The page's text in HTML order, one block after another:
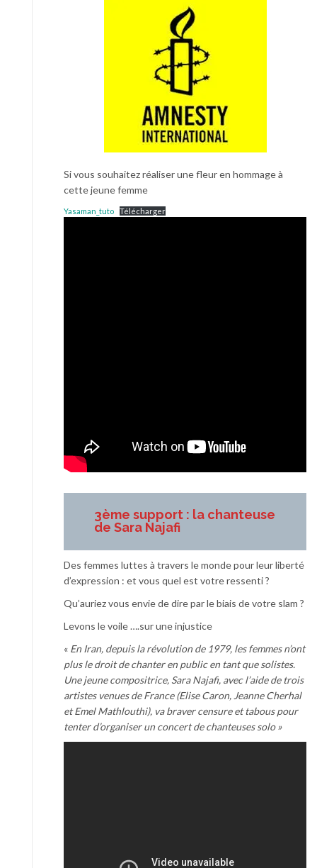
Si vous souhaitez réaliser une fleur en hommage à
cette jeune femme
Yasaman_tuto Télécharger
3ème support : la chanteuse
de Sara Najafi
Des femmes luttes à travers le monde pour leur liberté
d’expression : et vous quel est votre ressenti ?
Qu’auriez vous envie de dire par le biais de votre slam ?
Levons le voile ….sur une injustice
« En Iran, depuis la révolution de 1979, les femmes n’ont
plus le droit de chanter en public en tant que solistes.
Une jeune compositrice, Sara Najafi, avec l’aide de trois
artistes venues de France (Elise Caron, Jeanne Cherhal
et Emel Mathlouthi), va braver censure et tabous pour
tenter d’organiser un concert de chanteuses solo »